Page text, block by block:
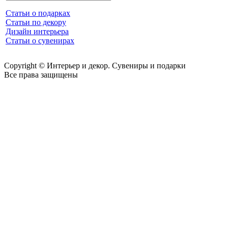
Статьи о подарках
Статьи по декору
Дизайн интерьера
Статьи о сувенирах
Copyright © Интерьер и декор. Сувениры и подарки
Все права защищены